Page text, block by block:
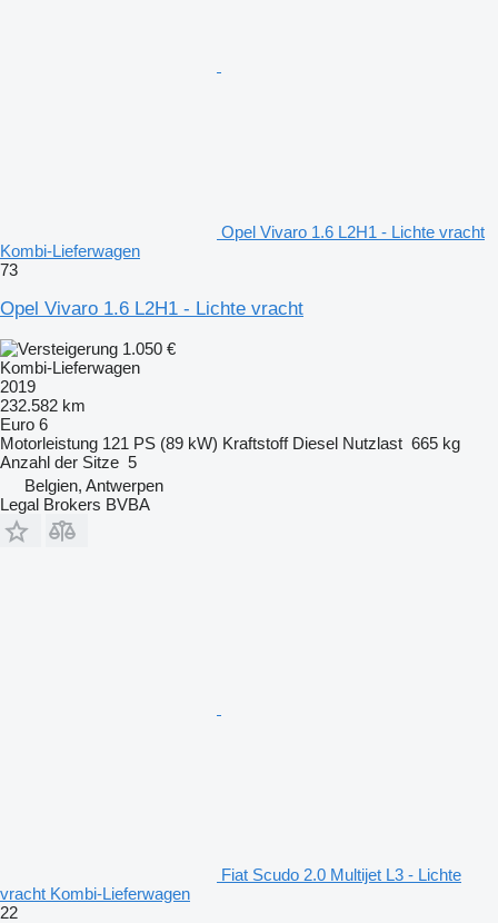
Opel Vivaro 1.6 L2H1 - Lichte vracht
Kombi-Lieferwagen
73
Opel Vivaro 1.6 L2H1 - Lichte vracht
1.050 €
Kombi-Lieferwagen
2019
232.582 km
Euro 6
Motorleistung 121 PS (89 kW) Kraftstoff Diesel Nutzlast 665 kg
Anzahl der Sitze 5
Belgien, Antwerpen
Legal Brokers BVBA
Fiat Scudo 2.0 Multijet L3 - Lichte
vracht Kombi-Lieferwagen
22